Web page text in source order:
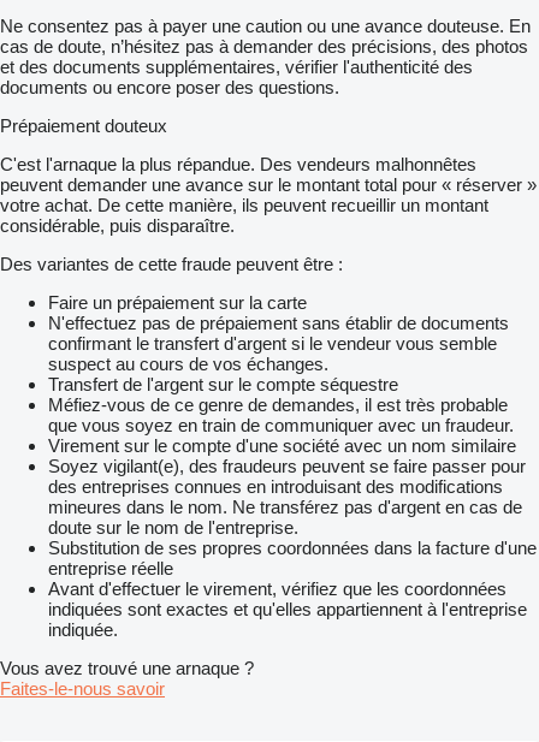
Ne consentez pas à payer une caution ou une avance douteuse. En
cas de doute, n’hésitez pas à demander des précisions, des photos
et des documents supplémentaires, vérifier l'authenticité des
documents ou encore poser des questions.
Prépaiement douteux
C'est l'arnaque la plus répandue. Des vendeurs malhonnêtes
peuvent demander une avance sur le montant total pour « réserver »
votre achat. De cette manière, ils peuvent recueillir un montant
considérable, puis disparaître.
Des variantes de cette fraude peuvent être :
Faire un prépaiement sur la carte
N'effectuez pas de prépaiement sans établir de documents
confirmant le transfert d'argent si le vendeur vous semble
suspect au cours de vos échanges.
Transfert de l'argent sur le compte séquestre
Méfiez-vous de ce genre de demandes, il est très probable
que vous soyez en train de communiquer avec un fraudeur.
Virement sur le compte d'une société avec un nom similaire
Soyez vigilant(e), des fraudeurs peuvent se faire passer pour
des entreprises connues en introduisant des modifications
mineures dans le nom. Ne transférez pas d'argent en cas de
doute sur le nom de l'entreprise.
Substitution de ses propres coordonnées dans la facture d'une
entreprise réelle
Avant d'effectuer le virement, vérifiez que les coordonnées
indiquées sont exactes et qu'elles appartiennent à l'entreprise
indiquée.
Vous avez trouvé une arnaque ?
Faites-le-nous savoir